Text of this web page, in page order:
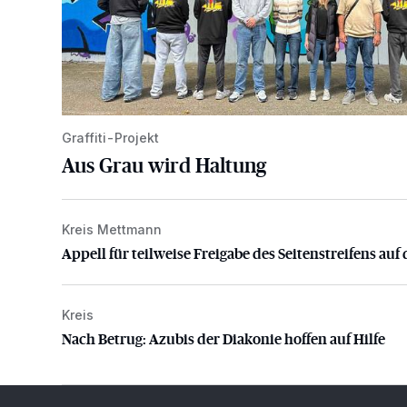
Graffiti-Projekt
Aus Grau wird Haltung
Appell für teilweise Freigabe des Seitenstreifens auf
Kreis Mettmann
Appell für teilweise Freigabe des Seitenstreifens auf
Nach Betrug: Azubis der Diakonie hoffen auf Hilfe
Kreis
Nach Betrug: Azubis der Diakonie hoffen auf Hilfe